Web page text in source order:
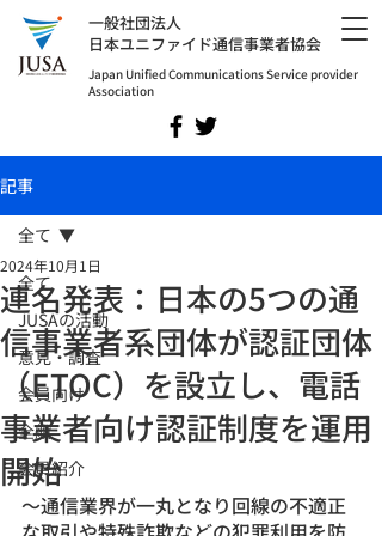
​一般社団法人
日本ユニファイド通信事業者協会
Japan Unified Communications Service provider
Association
記事
全て
JUSAの活動
意見・調査
会員向け
全般
会員紹介
全て
連名発表：日本の5つの通
信事業者系団体が認証団体
（ETOC）を設立し、電話
事業者向け認証制度を運用
開始
2024年10月1日
〜通信業界が一丸となり回線の不適正